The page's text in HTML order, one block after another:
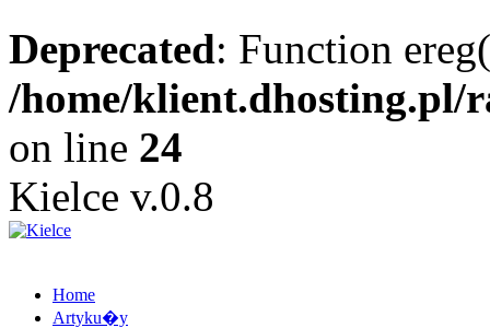
Deprecated: Function
/home/klient.dhosting.pl/
on line 24
Kielce v.0.8
Home
Artyku�y